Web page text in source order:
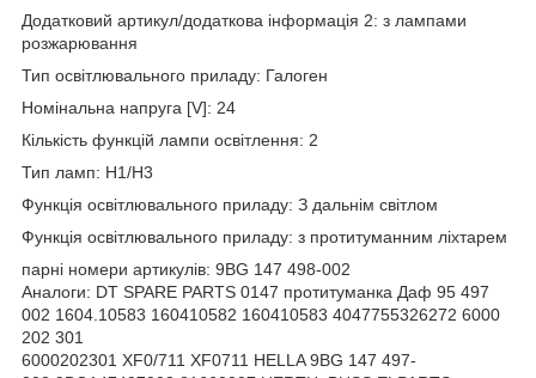
Додатковий артикул/додаткова інформація 2: з лампами
розжарювання
Тип освітлювального приладу: Галоген
Номінальна напруга [V]: 24
Кількість функцій лампи освітлення: 2
Тип ламп: H1/H3
Функція освітлювального приладу: З дальнім світлом
Функція освітлювального приладу: з протитуманним ліхтарем
парні номери артикулів: 9BG 147 498-002
Аналоги: DT SPARE PARTS 0147 протитуманка Даф 95 497
002 1604.10583 160410582 160410583 4047755326272 6000
202 301
6000202301 XF0/711 XF0711 HELLA 9BG 147 497-